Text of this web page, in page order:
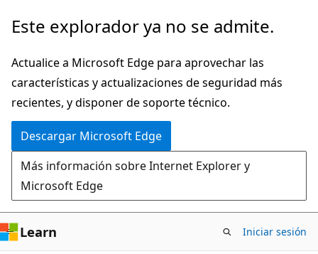
Ir
contenido
principal
Este explorador ya no se admite.
Actualice a Microsoft Edge para aprovechar las
características y actualizaciones de seguridad más
recientes, y disponer de soporte técnico.
Descargar Microsoft Edge
Más información sobre Internet Explorer y
Microsoft Edge
Learn Iniciar sesión